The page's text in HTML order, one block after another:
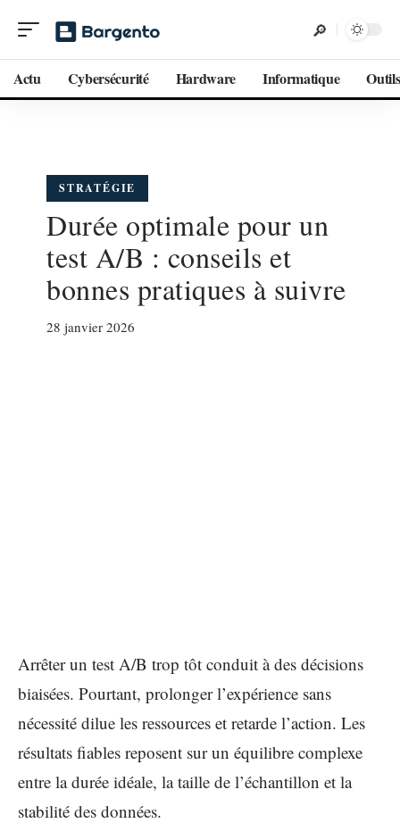
Actu Cybersécurité Hardware Informatique
STRATÉGIE
Durée optimale pour un
test A/B : conseils et
bonnes pratiques à suivre
28 janvier 2026
Arrêter un test A/B trop tôt conduit à des décisions
biaisées. Pourtant, prolonger l’expérience sans
nécessité dilue les ressources et retarde l’action. Les
résultats fiables reposent sur un équilibre complexe
entre la durée idéale, la taille de l’échantillon et la
stabilité des données.